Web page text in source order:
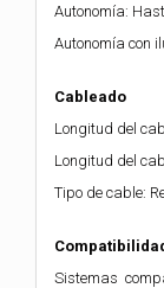
Autonomía:
Autonomía con
Cableado
Longitud del
Longitud del
Tipo de cable:
Sistemas